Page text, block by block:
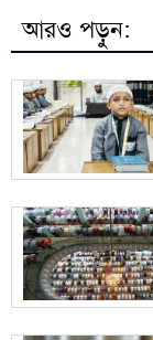
জামায়াত আমির
৯ জুলাইয়ের
১০ হাদী
ঘোরপাকে
আরও পড়ুন: